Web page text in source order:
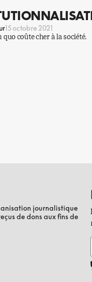
15 octobre 2021
quo coûte cher à la société.
journalistique
de dons aux fins de